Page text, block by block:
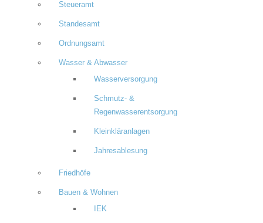
Steueramt
Standesamt
Ordnungsamt
Wasser & Abwasser
Wasserversorgung
Schmutz- &
Regenwasserentsorgung
Kleinkläranlagen
Jahresablesung
Friedhöfe
Bauen & Wohnen
IEK